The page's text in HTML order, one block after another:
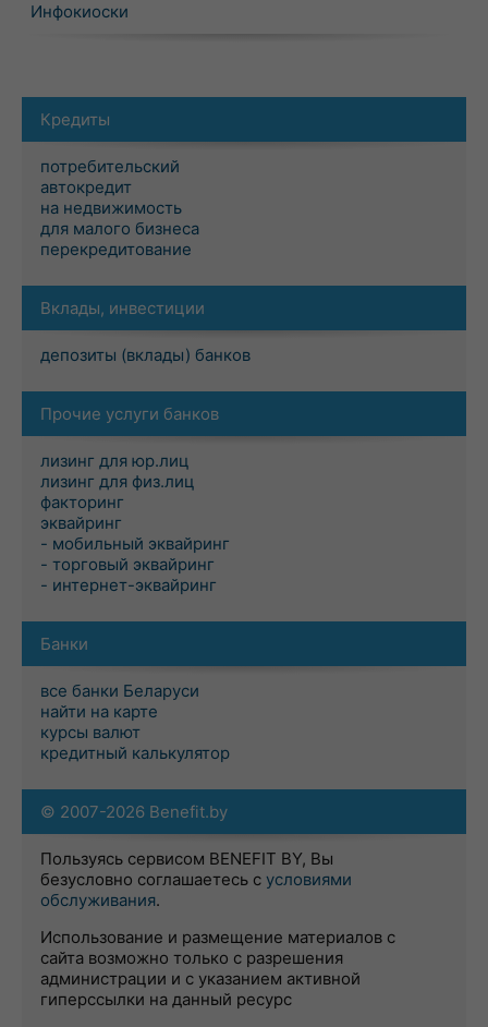
Инфокиоски
Кредиты
потребительский
автокредит
на недвижимость
для малого бизнеса
перекредитование
Вклады, инвестиции
депозиты (вклады) банков
Прочие услуги банков
лизинг для юр.лиц
лизинг для физ.лиц
факторинг
эквайринг
- мобильный эквайринг
- торговый эквайринг
- интернет-эквайринг
Банки
все банки Беларуси
найти на карте
курсы валют
кредитный калькулятор
© 2007-2026 Benefit.by
Пользуясь сервисом BENEFIT BY, Вы
безусловно соглашаетесь с условиями
обслуживания.
Использование и размещение материалов с
сайта возможно только с разрешения
администрации и с указанием активной
гиперссылки на данный ресурс